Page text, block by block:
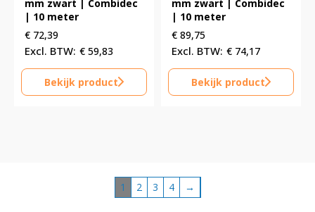
mm zwart | Combidec
| 10 meter
€ 72,39
€ 59,83
Bekijk product
mm zwart | Combidec
| 10 meter
€ 89,75
€ 74,17
Bekijk product
1 2 3 4 →